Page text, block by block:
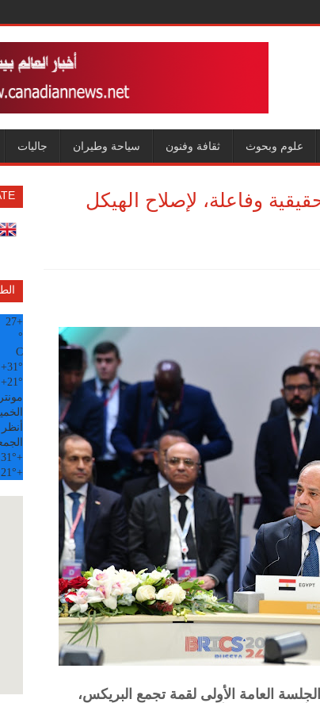
علوم وبحوث ثقافة وفنون سياحة وطيران جاليات
وفاعلة، لإصلاح الهيكل
العامة الأولى لقمة تجمع البريكس،
+
27
°
C
+31°
+21°
+
31°
+
21°